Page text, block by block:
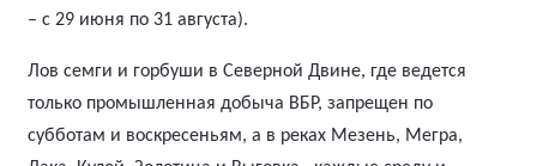
– с 29 июня по 31 августа).
Лов семги и горбуши в Северной Двине, где ведется
только промышленная добыча ВБР, запрещен по
субботам и воскресеньям, а в реках Мезень, Мегра,